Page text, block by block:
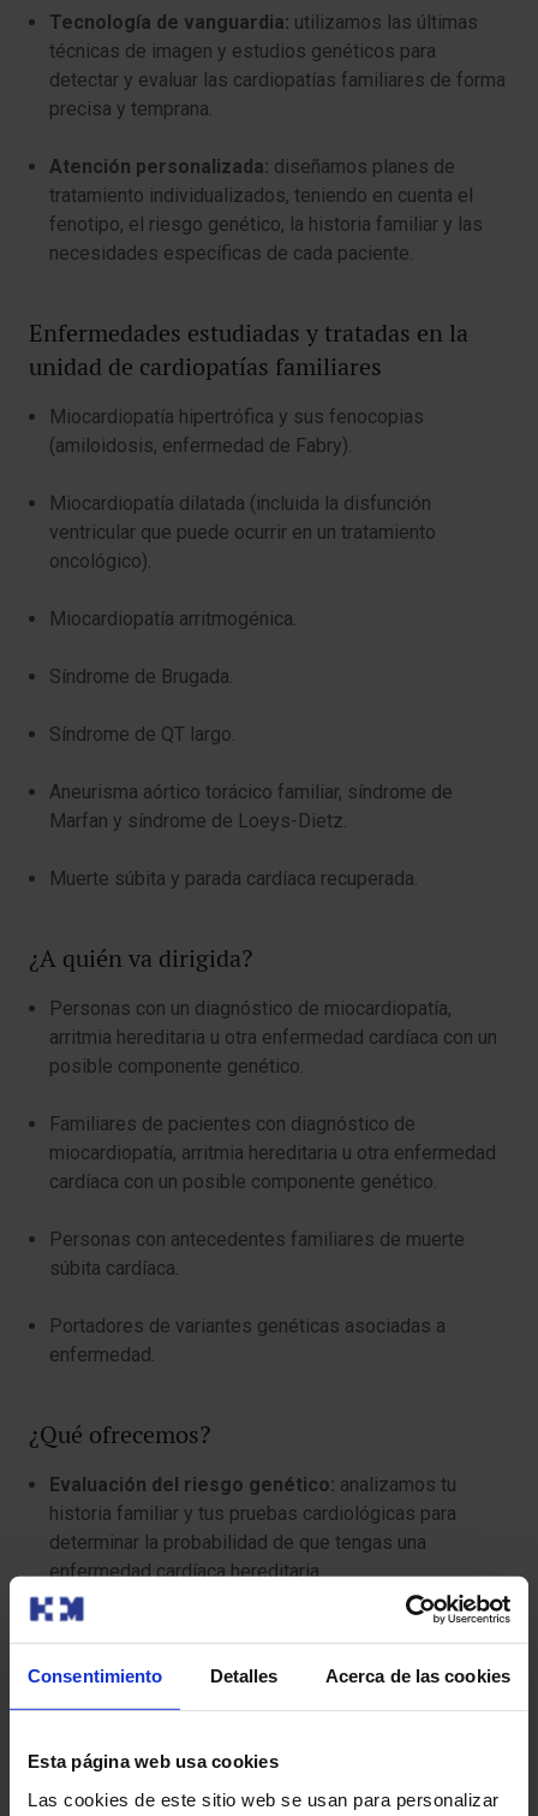
Consentimiento Detalles Acerca de las cookies
Esta página web usa cookies
Las cookies de este sitio web se usan para personalizar
Tecnología de vanguardia: utilizamos las últimas
técnicas de imagen y estudios genéticos para
detectar y evaluar las cardiopatías familiares de forma
precisa y temprana.
Atención personalizada: diseñamos planes de
tratamiento individualizados, teniendo en cuenta el
fenotipo, el riesgo genético, la historia familiar y las
necesidades específicas de cada paciente.
Enfermedades estudiadas y tratadas en la
unidad de cardiopatías familiares
Miocardiopatía hipertrófica y sus fenocopias
(amiloidosis, enfermedad de Fabry).
Miocardiopatía dilatada (incluida la disfunción
ventricular que puede ocurrir en un tratamiento
oncológico).
Miocardiopatía arritmogénica.
Síndrome de Brugada.
Síndrome de QT largo.
Aneurisma aórtico torácico familiar, síndrome de
Marfan y síndrome de Loeys-Dietz.
Muerte súbita y parada cardíaca recuperada.
¿A quién va dirigida?
Personas con un diagnóstico de miocardiopatía,
arritmia hereditaria u otra enfermedad cardíaca con un
posible componente genético.
Familiares de pacientes con diagnóstico de
miocardiopatía, arritmia hereditaria u otra enfermedad
cardíaca con un posible componente genético.
Personas con antecedentes familiares de muerte
súbita cardíaca.
Portadores de variantes genéticas asociadas a
enfermedad.
¿Qué ofrecemos?
Evaluación del riesgo genético: analizamos tu
historia familiar y tus pruebas cardiológicas para
determinar la probabilidad de que tengas una
enfermedad cardíaca hereditaria.
Estudios genéticos:
realizamos estudios genéticos
genéticas asociadas a determinadas cardiopatías.
cardíacas:ofrecemos una amplia gama de pruebas
complementarias, incluyendo electrocardiogramas,